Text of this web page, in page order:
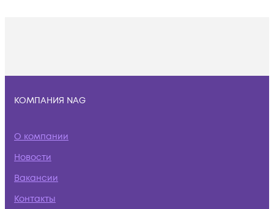
КОМПАНИЯ NAG
О компании
Новости
Вакансии
Контакты